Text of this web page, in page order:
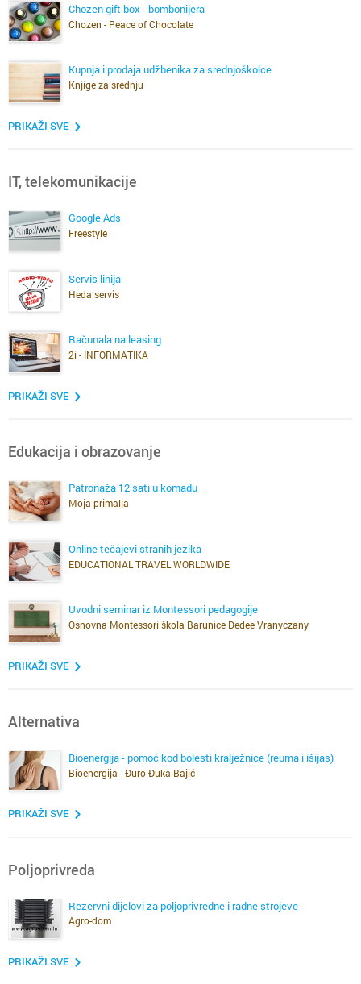
Chozen gift box - bombonijera
Chozen - Peace of Chocolate
Kupnja i prodaja udžbenika za srednjoškolce
Knjige za srednju
PRIKAŽI SVE
IT, telekomunikacije
Google Ads
Freestyle
Servis linija
Heda servis
Računala na leasing
2i - INFORMATIKA
PRIKAŽI SVE
Edukacija i obrazovanje
Patronaža 12 sati u komadu
Moja primalja
Online tečajevi stranih jezika
EDUCATIONAL TRAVEL WORLDWIDE
Uvodni seminar iz Montessori pedagogije
Osnovna Montessori škola Barunice Dedee Vranyczany
PRIKAŽI SVE
Alternativa
Bioenergija - pomoć kod bolesti kralježnice (reuma i išijas)
Bioenergija - Đuro Đuka Bajić
PRIKAŽI SVE
Poljoprivreda
Rezervni dijelovi za poljoprivredne i radne strojeve
Agro-dom
PRIKAŽI SVE